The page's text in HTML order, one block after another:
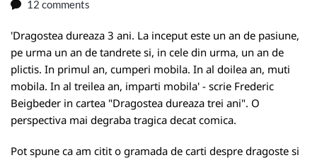
12 comments
'Dragostea dureaza 3 ani. La inceput este un an de pasiune,
pe urma un an de tandrete si, in cele din urma, un an de
plictis. In primul an, cumperi mobila. In al doilea an, muti
mobila. In al treilea an, imparti mobila' - scrie Frederic
Beigbeder in cartea "Dragostea dureaza trei ani". O
perspectiva mai degraba tragica decat comica.
Pot spune ca am citit o gramada de carti despre dragoste si